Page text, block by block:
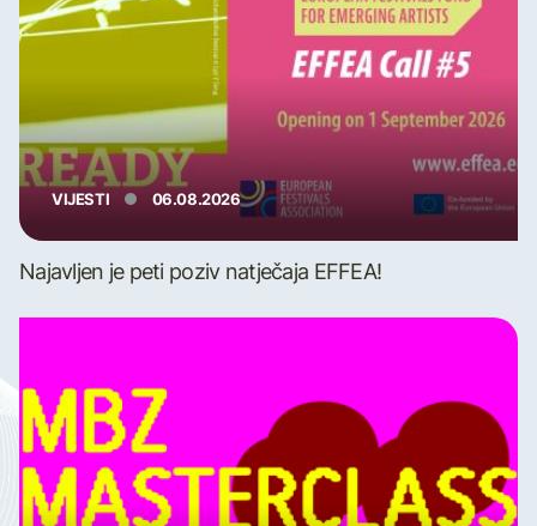
VIJESTI 06.08.2026
Najavljen je peti poziv natječaja EFFEA!